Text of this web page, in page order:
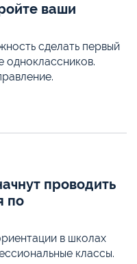
ваши
сделать первый
одноклассников.
проводить
по
в школах
классы.